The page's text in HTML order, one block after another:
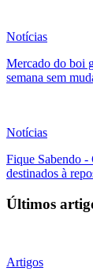
Notícias
Mercado do boi
semana sem
Notícias
Fique Sabendo -
destinados à
Últimos
Artigos